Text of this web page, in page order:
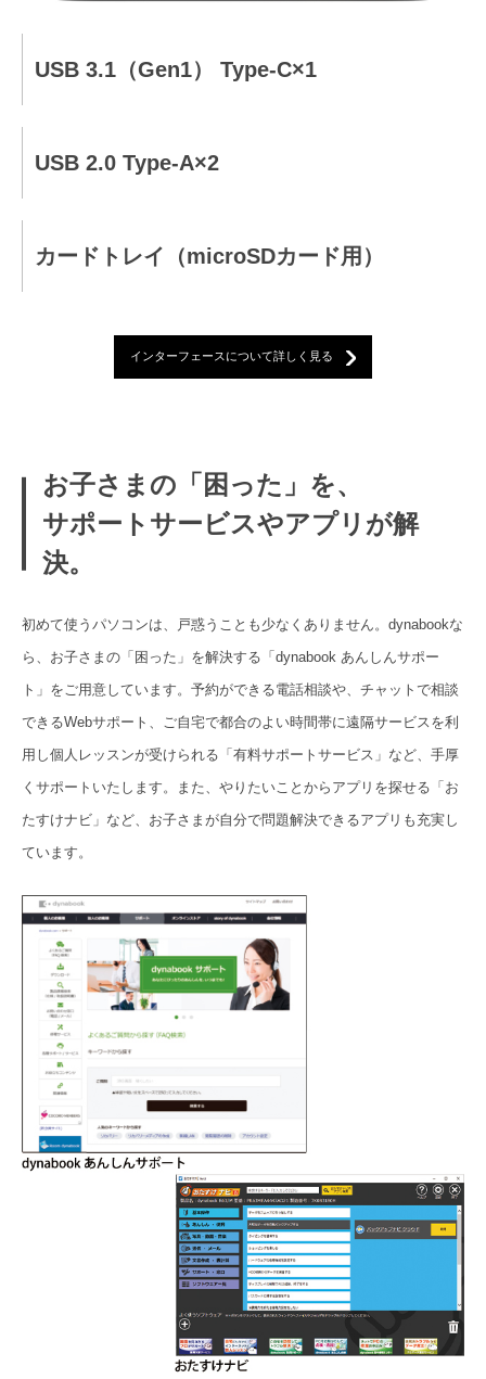
USB 3.1（Gen1） Type-C×1
USB 2.0 Type-A×2
カードトレイ（microSDカード用）
インターフェースについて詳しく見る
お子さまの「困った」を、
サポートサービスやアプリが解
決。
初めて使うパソコンは、戸惑うことも少なくありません。dynabookな
ら、お子さまの「困った」を解決する「dynabook あんしんサポー
ト」をご用意しています。予約ができる電話相談や、チャットで相談
できるWebサポート、ご自宅で都合のよい時間帯に遠隔サービスを利
用し個人レッスンが受けられる「有料サポートサービス」など、手厚
くサポートいたします。また、やりたいことからアプリを探せる「お
たすけナビ」など、お子さまが自分で問題解決できるアプリも充実し
ています。